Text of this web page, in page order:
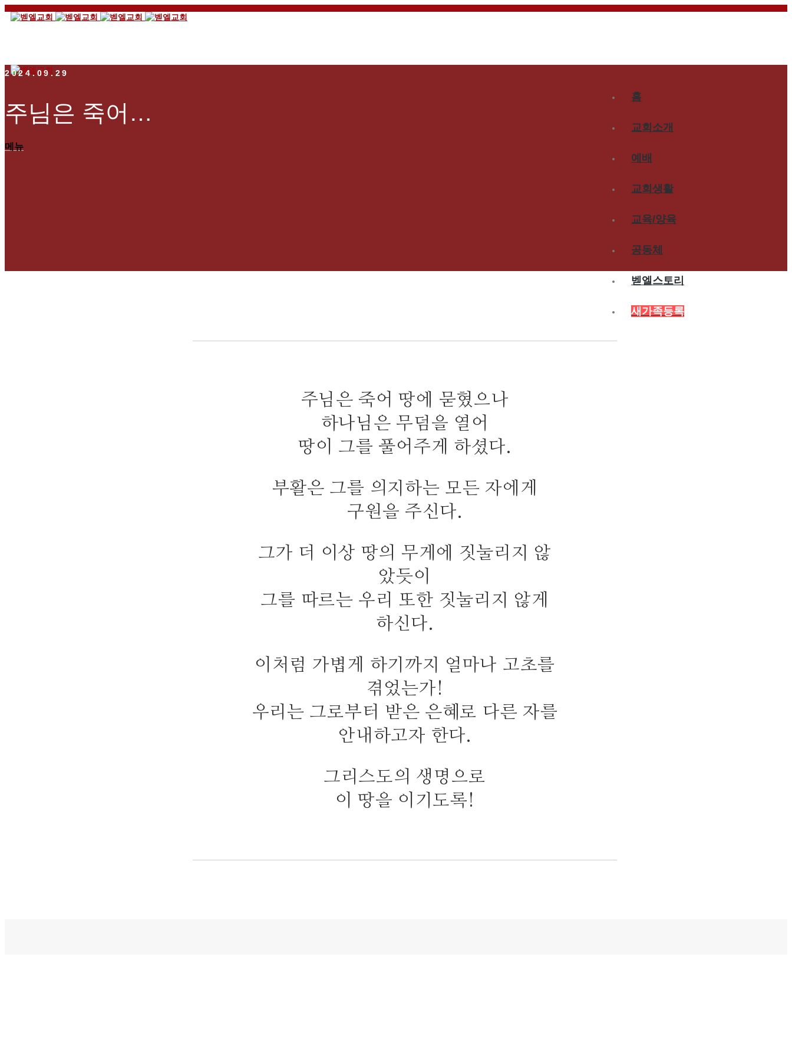
홈
교회소개
예배
교회생활
교육/양육
공동체
벧엘스토리
새가족등록
메뉴
2024.09.29
주님은 죽어…
주님은 죽어 땅에 묻혔으나
하나님은 무덤을 열어
땅이 그를 풀어주게 하셨다.
부활은 그를 의지하는 모든 자에게
구원을 주신다.
그가 더 이상 땅의 무게에 짓눌리지 않
았듯이
그를 따르는 우리 또한 짓눌리지 않게
하신다.
이처럼 가볍게 하기까지 얼마나 고초를
겪었는가!
우리는 그로부터 받은 은혜로 다른 자를
안내하고자 한다.
그리스도의 생명으로
이 땅을 이기도록!